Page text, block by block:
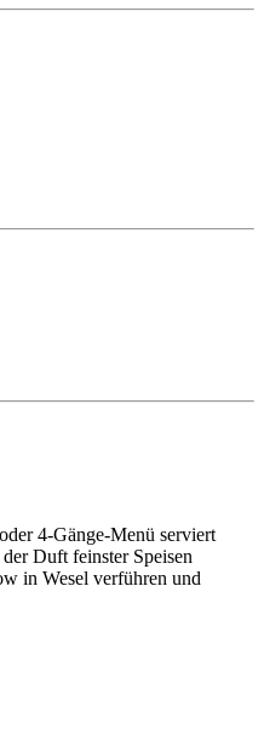
4-Gänge-Menü serviert
Duft feinster Speisen
in Wesel verführen und